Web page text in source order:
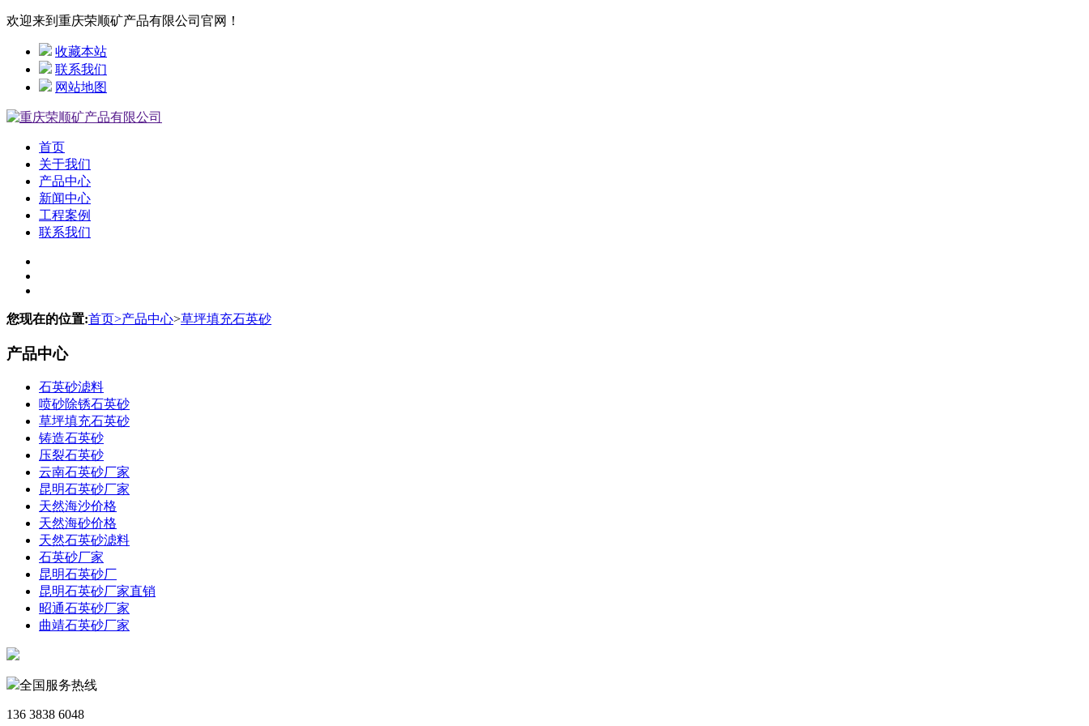
欢迎来到重庆荣顺矿产品有限公司官网！
收藏本站
联系我们
网站地图
首页
关于我们
产品中心
新闻中心
工程案例
联系我们
您现在的位置:首页>产品中心>草坪填充石英砂
产品中心
石英砂滤料
喷砂除锈石英砂
草坪填充石英砂
铸造石英砂
压裂石英砂
云南石英砂厂家
昆明石英砂厂家
天然海沙价格
天然海砂价格
天然石英砂滤料
石英砂厂家
昆明石英砂厂
昆明石英砂厂家直销
昭通石英砂厂家
曲靖石英砂厂家
全国服务热线
136 3838 6048